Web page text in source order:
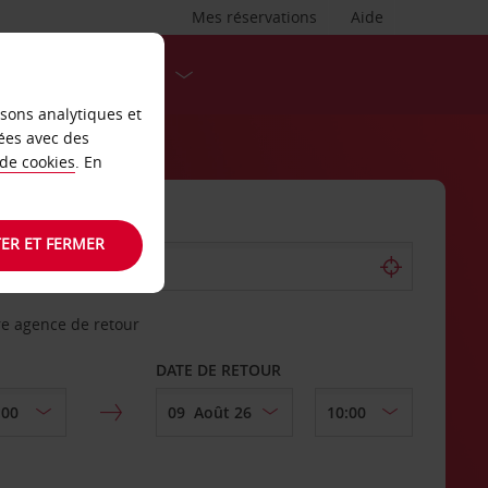
Aide
Mes réservations
agence de retour
DATE DE RETOUR
analytiques et
avec des
cookies. En
ET FERMER